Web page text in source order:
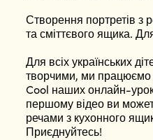
Створення портретів з
та сміттєвого ящика.
Для всіх українських
творчими, ми
Cool наших онлайн-
першому відео ви
речами з кухонного
Приєднуйтесь!